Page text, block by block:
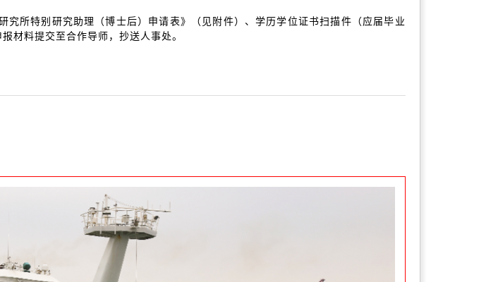
特别研究助理（博士后）申请表》（见附件）、学历学位证书扫描件（应届毕业
材料提交至合作导师，抄送人事处。